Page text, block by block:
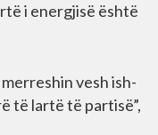
i energjisë është
vesh ish-
të lartë të partisë”,